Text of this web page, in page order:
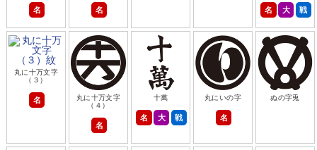
名 名 名 大 戦
丸に十万文字
（３）
名
丸に十万文字
（４）
名
十萬
名 大 戦
丸にいの字
名
ぬの字兎